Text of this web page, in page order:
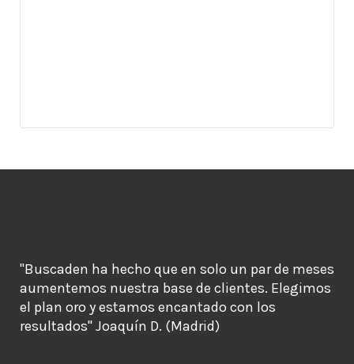
"Buscaden ha hecho que en solo un par de meses
aumentemos nuestra base de clientes. Elegimos
el plan oro y estamos encantado con los
resultados" Joaquín D. (Madrid)